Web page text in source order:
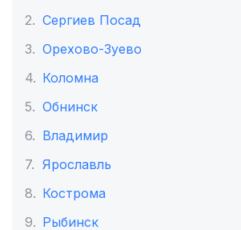
Сергиев Посад
Орехово-Зуево
Коломна
Обнинск
Владимир
Ярославль
Кострома
Рыбинск